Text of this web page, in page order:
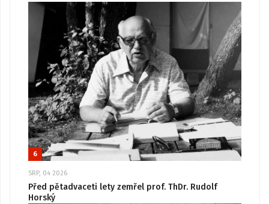
6
SRP, 04 2026
Před pětadvaceti lety zemřel prof. ThDr. Rudolf
Horský